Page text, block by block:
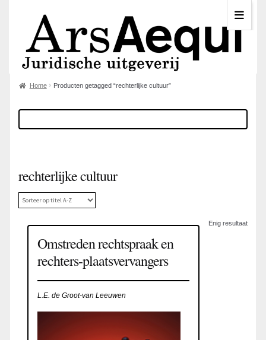
Home Producten getagged “rechterlijke cultuur”
rechterlijke cultuur
Enig resultaat
Omstreden rechtspraak en
rechters-plaatsvervangers
L.E. de Groot-van Leeuwen